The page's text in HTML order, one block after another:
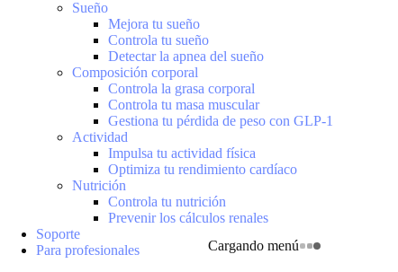
Cargando menú
Sueño
Mejora tu sueño
Controla tu sueño
Detectar la apnea del sueño
Composición corporal
Controla la grasa corporal
Controla tu masa muscular
Gestiona tu pérdida de peso con GLP-1
Actividad
Impulsa tu actividad física
Optimiza tu rendimiento cardíaco
Nutrición
Controla tu nutrición
Prevenir los cálculos renales
Soporte
Para profesionales